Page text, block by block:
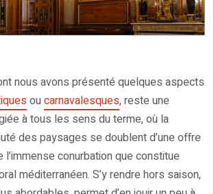
nous avons présenté quelques aspects
oucarnavalesques, reste une
à tous les sens du terme, où la
des paysages se doublent d’une offre
conurbation que constitue
méditerranéen. S’y rendre hors saison,